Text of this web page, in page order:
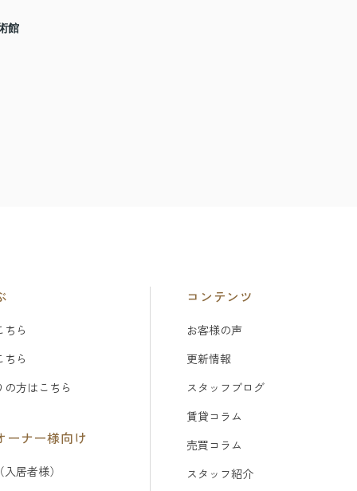
館
ら
ら
方はこちら
ーナー様向け
居者様）
コンテンツ
お客様の声
更新情報
スタッフブログ
賃貸コラム
売買コラム
スタッフ紹介